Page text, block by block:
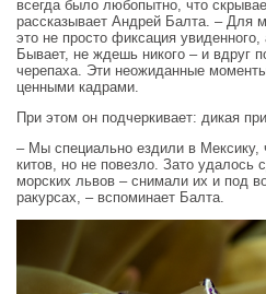
всегда было любопытно, что
рассказывает Андрей Балта. – Для
это не просто фиксация
Бывает, не ждешь никого – и вдруг
черепаха. Эти неожиданные
ценными кадрами.
При этом он подчеркивает: дикая
– Мы специально ездили в Мексику,
китов, но не повезло. Зато
морских львов – снимали их и под
ракурсах, – вспоминает Балта.